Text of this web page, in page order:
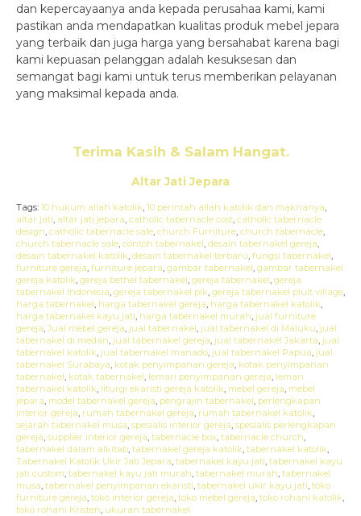
dan kepercayaanya anda kepada perusahaa kami, kami
pastikan anda mendapatkan kualitas produk mebel jepara
yang terbaik dan juga harga yang bersahabat karena bagi
kami kepuasan pelanggan adalah kesuksesan dan
semangat bagi kami untuk terus memberikan pelayanan
yang maksimal kepada anda.
Terima Kasih & Salam Hangat.
Altar Jati Jepara
Tags: 10 hukum allah katolik, 10 perintah allah katolik dan maknanya,
altar jati, altar jati jepara, catholic tabernacle cost, catholic tabernacle
design, catholic tabernacle sale, church Furniture, church tabernacle,
church tabernacle sale, contoh tabernakel, desain tabernakel gereja,
desain tabernakel katolik, desain tabernakel terbaru, fungsi tabernakel,
furniture gereja, furniture jepara, gambar tabernakel, gambar tabernakel
gereja katolik, gereja bethel tabernakel, gereja tabernakel, gereja
tabernakel Indonesia, gereja tabernakel pik, gereja tabernakel pluit village,
harga tabernakel, harga tabernakel gereja, harga tabernakel katolik,
harga tabernakel kayu jati, harga tabernakel murah, jual furniture
gereja,Jual mebel gereja, jual tabernakel, jual tabernakel di Maluku, jual
tabernakel di medan, jual tabernakel gereja, jual tabernakel Jakarta, jual
tabernakel katolik, jual tabernakel manado, jual tabernakel Papua, jual
tabernakel Surabaya, kotak penyimpanan gereja, kotak penyimpanan
tabernakel, kotak tabernakel, lemari penyimpanan gereja, lemari
tabernakel katolik, liturgi ekaristi gereja katolik, mebel gereja, mebel
jepara, model tabernakel gereja, pengrajin tabernakel, perlengkapan
interior gereja, rumah tabernakel gereja, rumah tabernakel katolik,
sejarah tabernakel musa, spesialis interior gereja, spesialis perlengkapan
gereja, supplier interior gereja, tabernacle box, tabernacle church,
tabernakel dalam alkitab, tabernakel gereja katolik, tabernakel katolik,
Tabernakel Katolik Ukir Jati Jepara, tabernakel kayu jati, tabernakel kayu
jati custom, tabernakel kayu jati murah, tabernakel murah, tabernakel
musa, tabernakel penyimpanan ekaristi, tabernakel ukir kayu jati, toko
furniture gereja, toko interior gereja, toko mebel gereja, toko rohani katolik,
toko rohani Kristen, ukuran tabernakel